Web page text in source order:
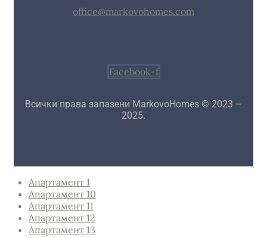
office@markovohomes.com
Facebook-f
Всички права запазени MarkovoHomes © 2023 –
2025.
Апартамент 1
Апартамент 10
Апартамент 11
Апартамент 12
Апартамент 13